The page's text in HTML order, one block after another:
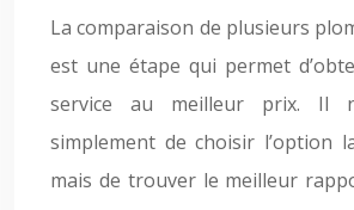
La comparaison de plusieurs
est une étape qui permet
service au meilleur prix. Il
simplement de choisir l’option
mais de trouver le meilleur